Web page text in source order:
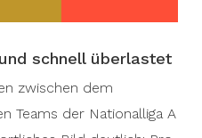
schnell überlastet
zwischen dem
Teams der Nationalliga A